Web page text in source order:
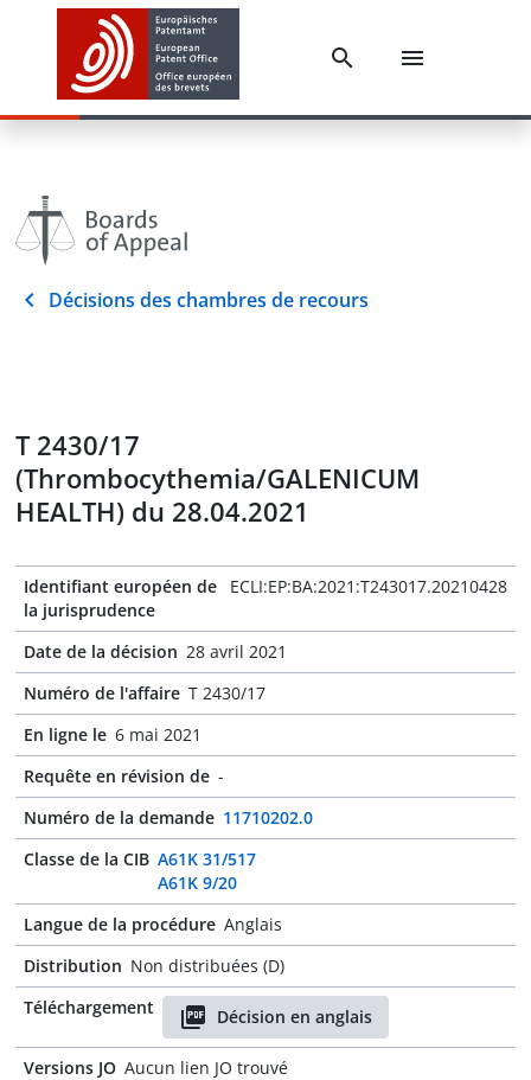
Décisions des chambres de recours
T 2430/17
(Thrombocythemia/GALENICUM
HEALTH) du 28.04.2021
Identifiant européen de
la jurisprudence
ECLI:EP:BA:2021:T243017.20210428
Date de la décision 28 avril 2021
Numéro de l'affaire T 2430/17
En ligne le 6 mai 2021
Requête en révision de -
Numéro de la demande 11710202.0
Classe de la CIB A61K 31/517
A61K 9/20
Langue de la procédure Anglais
Distribution Non distribuées (D)
Téléchargement
Décision en anglais
Versions JO Aucun lien JO trouvé